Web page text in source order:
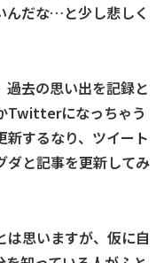
んだな…と少し悲しく
過去の思い出を記録と
Twitterになっちゃう
するなり、ツイート
ダと記事を更新してみ
思いますが、仮に自